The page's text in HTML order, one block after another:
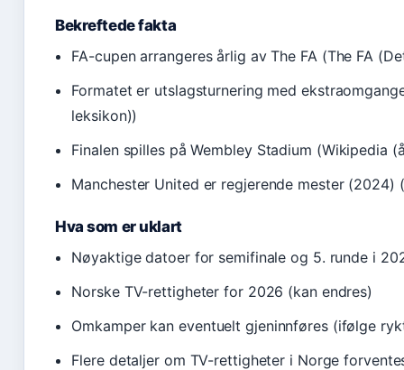
Bekreftede fakta
FA-cupen arrangeres årlig av The FA (The FA
Formatet er utslagsturnering med
leksikon))
Finalen spilles på Wembley Stadium (Wikipedia
Manchester United er regjerende mester (2024)
Hva som er uklart
Nøyaktige datoer for semifinale og 5. runde i
Norske TV-rettigheter for 2026 (kan endres)
Omkamper kan eventuelt gjeninnføres (ifølge
Flere detaljer om TV-rettigheter i Norge